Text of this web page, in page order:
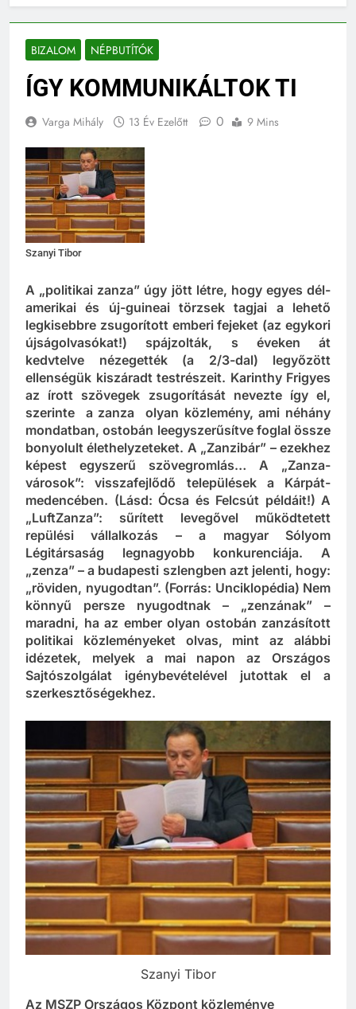
BIZALOM NÉPBUTÍTÓK
ÍGY KOMMUNIKÁLTOK TI
A „politikai zanza” úgy jött létre, hogy egyes dél-
amerikai és új-guineai törzsek tagjai a lehető
legkisebbre zsugorított emberi fejeket (az egykori
újságolvasókat!) spájzolták, s éveken át
kedvtelve nézegették (a 2/3-dal) legyőzött
ellenségük kiszáradt testrészeit. Karinthy Frigyes
az írott szövegek zsugorítását nevezte így el,
szerinte a zanza olyan közlemény, ami néhány
mondatban, ostobán leegyszerűsítve foglal össze
bonyolult élethelyzeteket. A „Zanzibár” – ezekhez
képest egyszerű szövegromlás… A „Zanza-
városok”: visszafejlődő települések a Kárpát-
medencében. (Lásd: Ócsa és Felcsút példáit!) A
„LuftZanza”: sűrített levegővel működtetett
repülési vállalkozás – a magyar Sólyom
Légitársaság legnagyobb konkurenciája. A
„zenza” – a budapesti szlengben azt jelenti, hogy:
„röviden, nyugodtan”. (Forrás: Unciklopédia) Nem
könnyű persze nyugodtnak – „zenzának” –
maradni, ha az ember olyan ostobán zanzásított
politikai közleményeket olvas, mint az alábbi
idézetek, melyek a mai napon az Országos
Sajtószolgálat igénybevételével jutottak el a